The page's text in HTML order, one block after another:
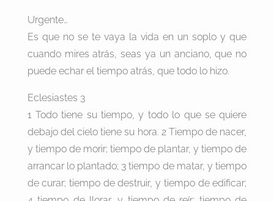
Urgente…
Es que no se te vaya la vida en un soplo y que
cuando mires atrás, seas ya un anciano, que no
puede echar el tiempo atrás, que todo lo hizo.
Eclesiastes 3
1 Todo tiene su tiempo, y todo lo que se quiere
debajo del cielo tiene su hora. 2 Tiempo de nacer,
y tiempo de morir; tiempo de plantar, y tiempo de
arrancar lo plantado; 3 tiempo de matar, y tiempo
de curar; tiempo de destruir, y tiempo de edificar;